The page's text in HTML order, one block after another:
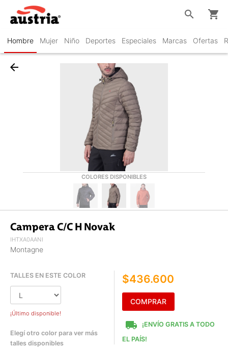
Hombre Mujer Niño Deportes Especiales Marcas Ofertas
search shopping_cart
COLORES DISPONIBLES
arrow_back
Campera C/C H Novak
IHTXA0AANI
Montagne
TALLES EN ESTE COLOR
¡Último disponible!
Elegí otro color para ver más
talles disponibles
$436.600
COMPRAR
local_shipping
¡ENVÍO GRATIS A TODO
EL PAÍS!